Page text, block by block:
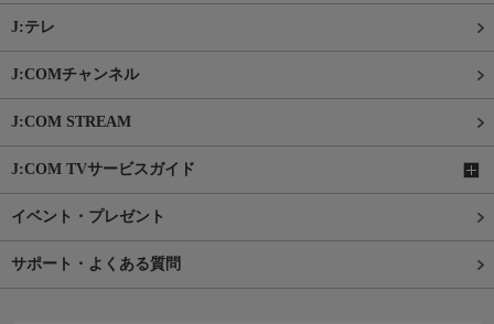
J:テレ
J:COMチャンネル
J:COM STREAM
J:COM TVサービスガイド
イベント・プレゼント
サポート・よくある質問